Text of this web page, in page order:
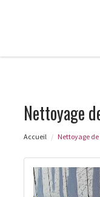
Nettoyage
Accueil Nettoyage